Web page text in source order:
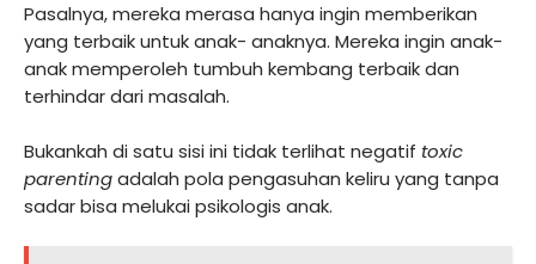
Pasalnya, mereka merasa hanya ingin memberikan
yang terbaik untuk anak- anaknya. Mereka ingin anak-
anak memperoleh tumbuh kembang terbaik dan
terhindar dari masalah.
Bukankah di satu sisi ini tidak terlihat negatif toxic
parentingadalah pola pengasuhan keliru yang tanpa
sadar bisa melukai psikologis anak.